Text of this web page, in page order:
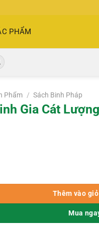
PHẨM
Phẩm / Sách Binh Pháp
Gia Cát
Thêm vào
Mua